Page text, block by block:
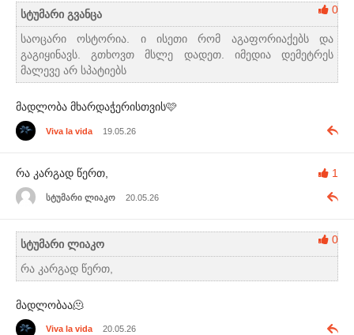
0
სტუმარი გვანცა
საოცარი ოსტორია. ი ისეთი რომ აგაფორიაქებს და
გაგიყინავს. გთხოვთ მსლე დადეთ. იმედია დემეტრეს
მალევე არ სპატიებს
მადლობა მხარდაჭერისთვის🩷
Viva la vida 19.05.26
1
რა კარგად წერთ,
სტუმარი ლიაკო 20.05.26
0
სტუმარი ლიაკო
რა კარგად წერთ,
მადლობაა🫠
Viva la vida 20.05.26